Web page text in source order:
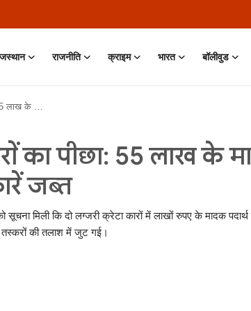
राजनीति क्राइम भारत बॉलीवुड
लग्जरी कारें जब्त
का पीछा: 55 लाख के
जब्त
सूचना मिली कि दो लग्जरी क्रेटा कारों में लाखों रुपए के मादक
की तलाश में जुट गई।
Expert • 11 Jun, 2026